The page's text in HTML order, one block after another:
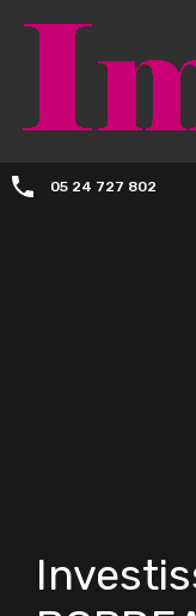
05 24 727 802